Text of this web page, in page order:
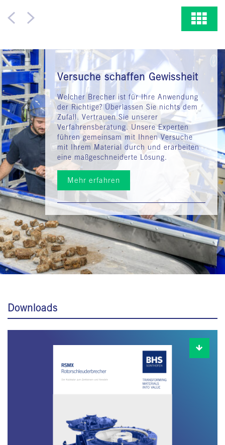
Versuche schaffen Gewissheit
Welcher Brecher ist für Ihre Anwendung
der Richtige? Überlassen Sie nichts dem
Zufall. Vertrauen Sie unserer
Verfahrensberatung. Unsere Experten
führen gemeinsam mit Ihnen Versuche
mit Ihrem Material durch und erarbeiten
eine maßgeschneiderte Lösung.
Mehr erfahren
Downloads